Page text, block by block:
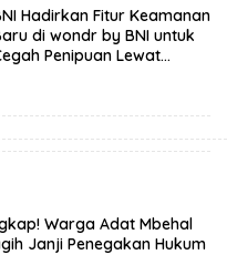
Hadirkan Fitur Keamanan
di wondr by BNI untuk
Penipuan Lewat
Warga Adat Mbehal
Janji Penegakan Hukum